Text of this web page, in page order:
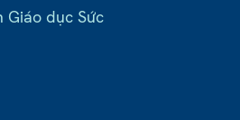
Giáo dục Sức